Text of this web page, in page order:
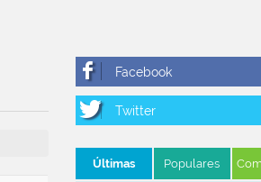
Últimas Populares